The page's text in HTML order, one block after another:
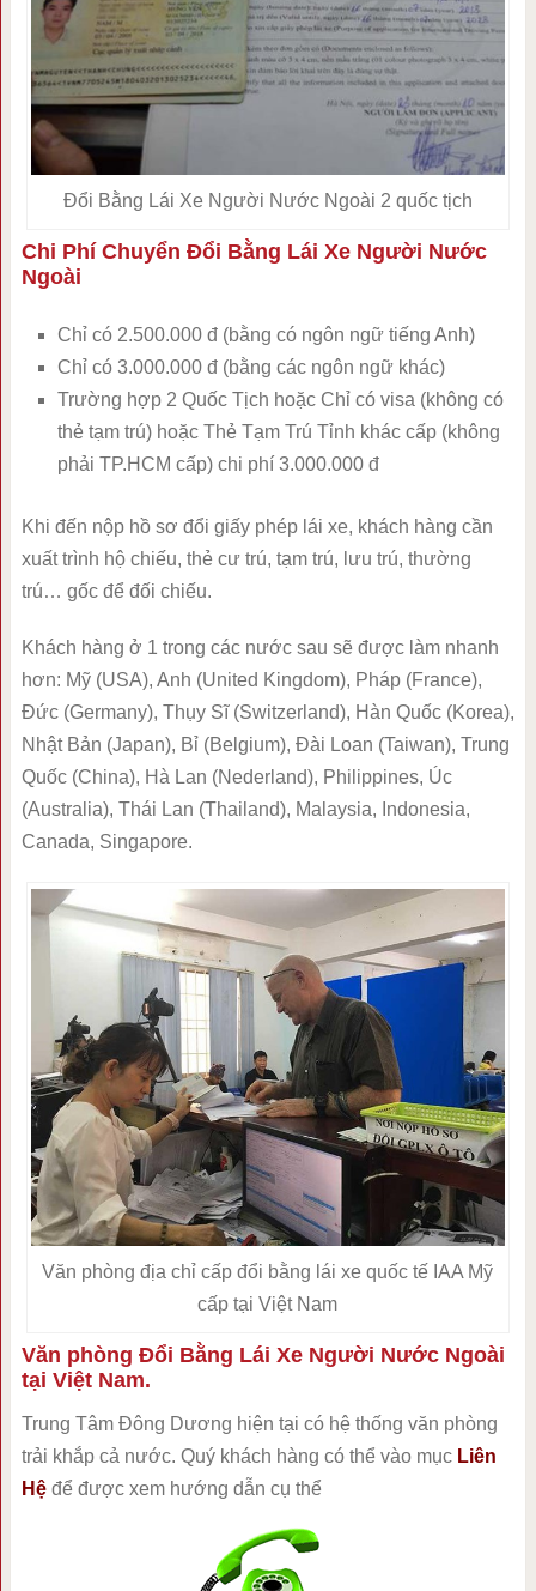
Đổi Bằng Lái Xe Người Nước Ngoài 2 quốc tịch
Chi Phí Chuyển Đổi Bằng Lái Xe Người Nước
Ngoài
Chỉ có 2.500.000 đ (bằng có ngôn ngữ tiếng Anh)
Chỉ có 3.000.000 đ (bằng các ngôn ngữ khác)
Trường hợp 2 Quốc Tịch hoặc Chỉ có visa (không có
thẻ tạm trú) hoặc Thẻ Tạm Trú Tỉnh khác cấp (không
phải TP.HCM cấp) chi phí 3.000.000 đ
Khi đến nộp hồ sơ đổi giấy phép lái xe, khách hàng cần
xuất trình hộ chiếu, thẻ cư trú, tạm trú, lưu trú, thường
trú… gốc để đối chiếu.
Khách hàng ở 1 trong các nước sau sẽ được làm nhanh
hơn: Mỹ (USA), Anh (United Kingdom), Pháp (France),
Đức (Germany), Thụy Sĩ (Switzerland), Hàn Quốc (Korea),
Nhật Bản (Japan), Bỉ (Belgium), Đài Loan (Taiwan), Trung
Quốc (China), Hà Lan (Nederland), Philippines, Úc
(Australia), Thái Lan (Thailand), Malaysia, Indonesia,
Canada, Singapore.
Văn phòng địa chỉ cấp đổi bằng lái xe quốc tế IAA Mỹ
cấp tại Việt Nam
Văn phòng Đổi Bằng Lái Xe Người Nước Ngoài
tại Việt Nam.
Trung Tâm Đông Dương hiện tại có hệ thống văn phòng
trải khắp cả nước. Quý khách hàng có thể vào mục Liên
Hệ để được xem hướng dẫn cụ thể